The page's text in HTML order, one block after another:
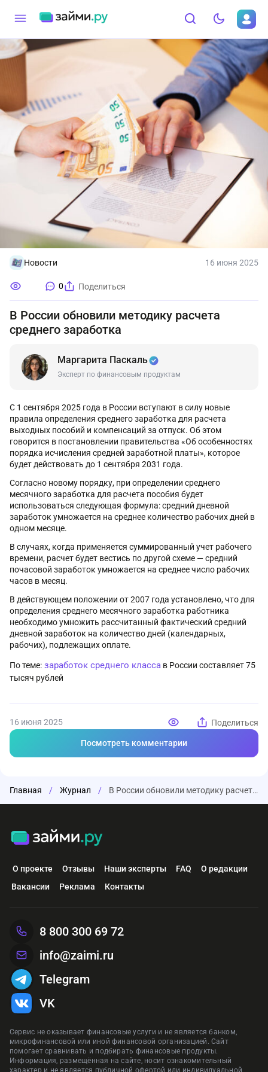
Новости 16 июня 2025
0 Поделиться
В России обновили методику расчета
среднего заработка
Маргарита Паскаль
Эксперт по финансовым продуктам
С 1 сентября 2025 года в России вступают в силу новые
правила определения среднего заработка для расчета
выходных пособий и компенсаций за отпуск. Об этом
говорится в постановлении правительства «Об особенностях
порядка исчисления средней заработной платы», которое
будет действовать до 1 сентября 2031 года.
Согласно новому порядку, при определении среднего
месячного заработка для расчета пособия будет
использоваться следующая формула: средний дневной
заработок умножается на среднее количество рабочих дней в
одном месяце.
В случаях, когда применяется суммированный учет рабочего
времени, расчет будет вестись по другой схеме — средний
почасовой заработок умножается на среднее число рабочих
часов в месяц.
В действующем положении от 2007 года установлено, что для
определения среднего месячного заработка работника
необходимо умножить рассчитанный фактический средний
дневной заработок на количество дней (календарных,
рабочих), подлежащих оплате.
По теме: заработок среднего класса в России составляет 75
тысяч рублей
16 июня 2025 Поделиться
Посмотреть комментарии
Главная / Журнал / В России обновили методику расчета среднего заработка
О проекте Отзывы Наши эксперты FAQ
О редакции
Вакансии
Реклама Контакты
Сервис не оказывает финансовые услуги и не является банком,
микрофинансовой или иной финансовой организацией. Сайт
помогает сравнивать и подбирать финансовые продукты.
Информация, размещённая на сайте, носит ознакомительный
характер и не является публичной офертой или индивидуальной
8 800 300 69 72
info@zaimi.ru
Telegram
VK